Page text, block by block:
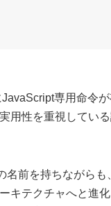
専用命令
用性を重視している
名前を持ちながらも
キテクチャへと進化